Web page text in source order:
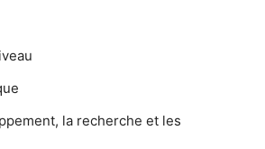
la recherche et les